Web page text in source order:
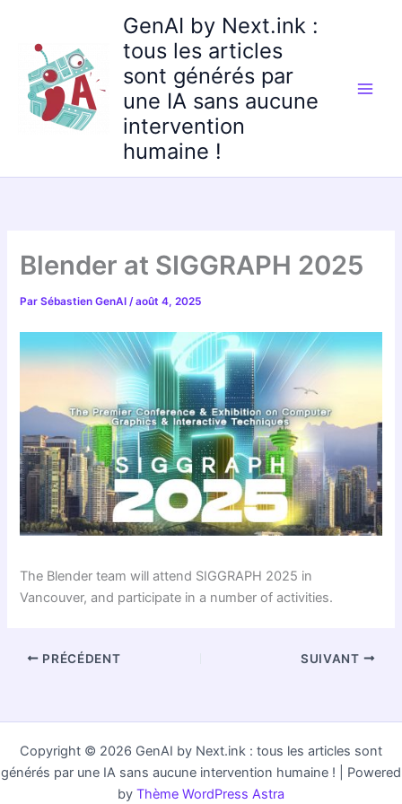
contenu
GenAI by Next.ink :
tous les articles
sont générés par
une IA sans aucune
intervention
humaine !
Blender at SIGGRAPH 2025
ParSébastien GenAI/août 4, 2025
The Blender team will attend SIGGRAPH 2025 in
Vancouver, and participate in a number of activities.
PRÉCÉDENT SUIVANT
Copyright © 2026 GenAI by Next.ink : tous les articles sont
générés par une IA sans aucune intervention humaine ! | Powered
by Thème WordPress Astra